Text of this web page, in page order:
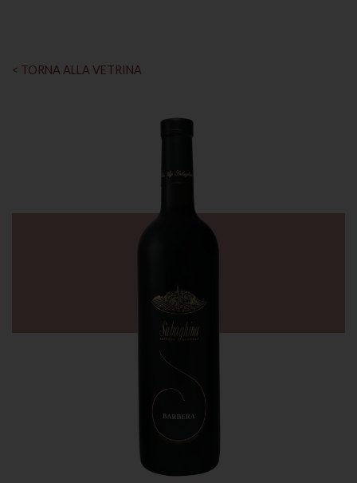
< TORNA ALLA VETRINA